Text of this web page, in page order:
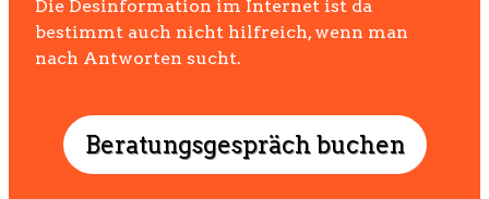
Die Desinformation im Internet ist da
bestimmt auch nicht hilfreich, wenn man
nach Antworten sucht.
Beratungsgespräch buchen